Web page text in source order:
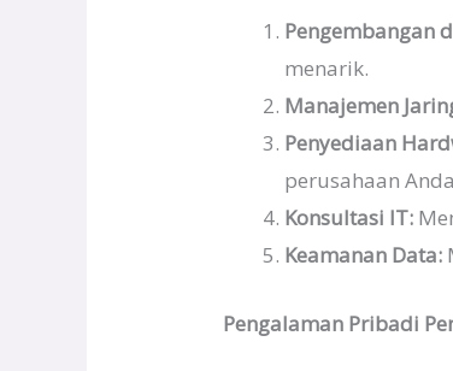
Pengembangan
menarik.
Manajemen
Penyediaan
perusahaan
Konsultasi IT:
Keamanan Data:
Pengalaman Pribadi